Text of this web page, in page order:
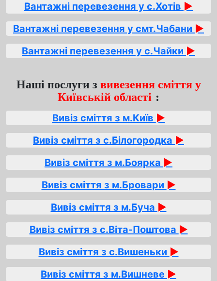
Вантажні перевезення у с.Хотів ►
Вантажні перевезення у смт.Чабани ►
Вантажні перевезення у с.Чайки ►
Наші послуги з вивезення сміття у
Київській області :
Вивіз сміття з м.Київ ►
Вивіз сміття з с.Білогородка ►
Вивіз сміття з м.Боярка ►
Вивіз сміття з м.Бровари ►
Вивіз сміття з м.Буча ►
Вивіз сміття з с.Віта-Поштова ►
Вивіз сміття з с.Вишеньки ►
Вивіз сміття з м.Вишневе ►